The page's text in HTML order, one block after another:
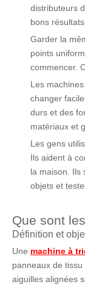
distributeurs
bons
Garder la
points
commencer.
Les
changer
durs et des
matériaux et
Les gens
Ils aident à
la maison. Ils
objets et
Que sont
Définition et
Une machine à
panneaux de
aiguilles alignées